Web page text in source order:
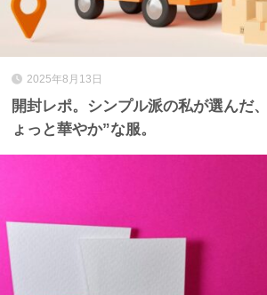
2025年8月13日
開封レポ。シンプル派の私が選んだ
ょっと華やか”な服。